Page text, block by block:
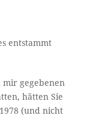
entstammt
gegebenen
hätten Sie
(und nicht